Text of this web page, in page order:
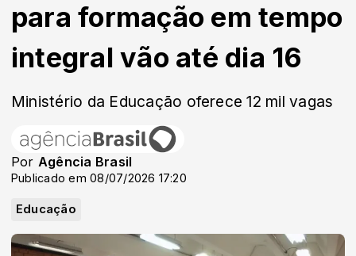
para formação em tempo
integral vão até dia 16
Ministério da Educação oferece 12 mil vagas
Por Agência Brasil
Publicado em 08/07/2026 17:20
Educação